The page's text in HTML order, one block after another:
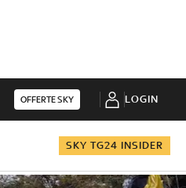
OFFERTE SKY LOGIN
SKY TG24 INSIDER